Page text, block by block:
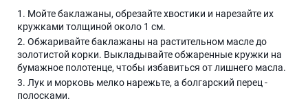
Мойте баклажаны, обрезайте хвостики и нарезайте их
кружками толщиной около 1 см.
Обжаривайте баклажаны на растительном масле до
золотистой корки. Выкладывайте обжаренные кружки на
бумажное полотенце, чтобы избавиться от лишнего масла.
Лук и морковь мелко нарежьте, а болгарский перец -
полосками.